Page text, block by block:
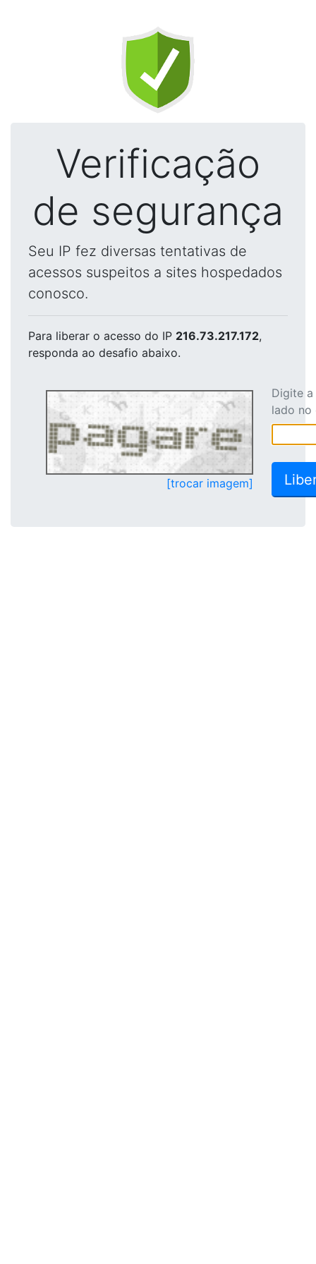
Verificação
de segurança
Seu IP fez diversas tentativas de
acessos suspeitos a sites hospedados
conosco.
Para liberar o acesso do IP 216.73.217.172,
responda ao desafio abaixo.
[trocar imagem]
Digite
lado no